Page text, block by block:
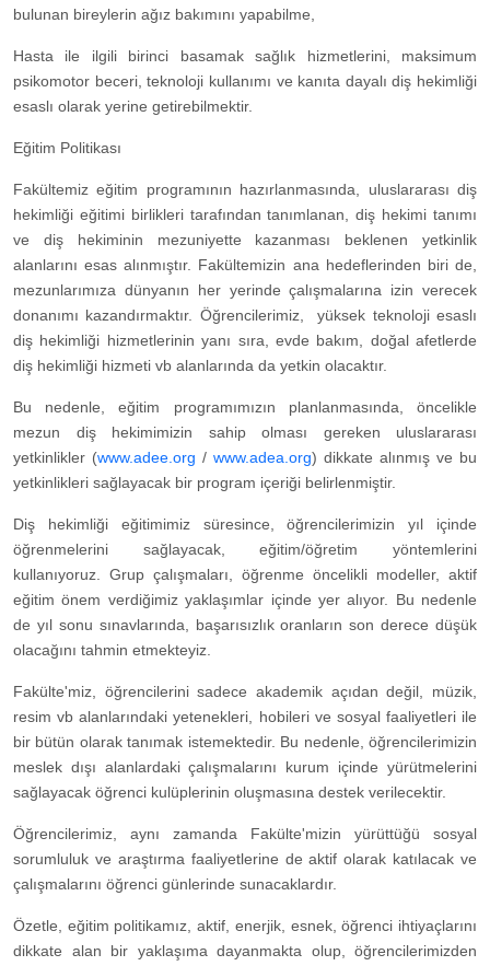
bulunan bireylerin ağız bakımını yapabilme,
Hasta ile ilgili birinci basamak sağlık hizmetlerini, maksimum
psikomotor beceri, teknoloji kullanımı ve kanıta dayalı diş hekimliği
esaslı olarak yerine getirebilmektir.
Eğitim Politikası​
Fakültemiz eğitim programının hazırlanmasında, uluslararası diş
hekimliği eğitimi birlikleri tarafından tanımlanan, diş hekimi tanımı
ve diş hekiminin mezuniyette kazanması beklenen yetkinlik
alanlarını esas alınmıştır. Fakültemizin ana hedeflerinden biri de,
mezunlarımıza dünyanın her yerinde çalışmalarına izin verecek
donanımı kazandırmaktır. Öğrencilerimiz, yüksek teknoloji esaslı
diş hekimliği hizmetlerinin yanı sıra, evde bakım, doğal afetlerde
diş hekimliği hizmeti vb alanlarında da yetkin olacaktır.
Bu nedenle, eğitim programımızın planlanmasında, öncelikle
mezun diş hekimimizin sahip olması gereken uluslararası
yetkinlikler (www.adee.org / www.adea.org) dikkate alınmış ve bu
yetkinlikleri sağlayacak bir program içeriği belirlenmiştir.
Diş hekimliği eğitimimiz süresince, öğrencilerimizin yıl içinde
öğrenmelerini sağlayacak, eğitim/öğretim yöntemlerini
kullanıyoruz. Grup çalışmaları, öğrenme öncelikli modeller, aktif
eğitim önem verdiğimiz yaklaşımlar içinde yer alıyor. Bu nedenle
de yıl sonu sınavlarında, başarısızlık oranların son derece düşük
olacağını tahmin etmekteyiz.
Fakülte'miz, öğrencilerini sadece akademik açıdan değil, müzik,
resim vb alanlarındaki yetenekleri, hobileri ve sosyal faaliyetleri ile
bir bütün olarak tanımak istemektedir. Bu nedenle, öğrencilerimizin
meslek dışı alanlardaki çalışmalarını kurum içinde yürütmelerini
sağlayacak öğrenci kulüplerinin oluşmasına destek verilecektir.
Öğrencilerimiz, aynı zamanda Fakülte'mizin yürüttüğü sosyal
sorumluluk ve araştırma faaliyetlerine de aktif olarak katılacak ve
çalışmalarını öğrenci günlerinde sunacaklardır.
Özetle, eğitim politikamız, aktif, enerjik, esnek, öğrenci ihtiyaçlarını
dikkate alan bir yaklaşıma dayanmakta olup, öğrencilerimizden